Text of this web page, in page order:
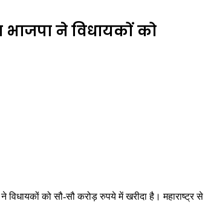
भाजपा ने विधायकों को
विधायकों को सौ-सौ करोड़ रुपये में खरीदा है। महाराष्ट्र से